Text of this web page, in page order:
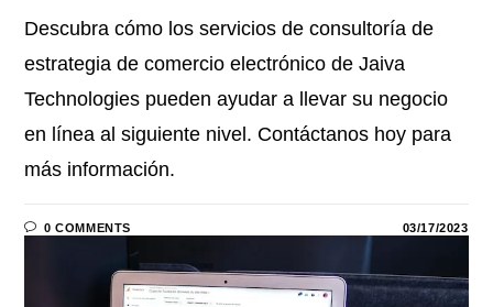
Descubra cómo los servicios de consultoría de
estrategia de comercio electrónico de Jaiva
Technologies pueden ayudar a llevar su negocio
en línea al siguiente nivel. Contáctanos hoy para
más información.
0 COMMENTS 03/17/2023